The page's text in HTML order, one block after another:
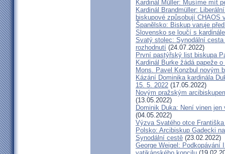
Kardinál Müller: Musíme mít
Kardinál Brandmüller:
biskupové způsobují CHAOS
Španělsko: Biskup varuje
Slovensko se loučí s
Svatý stolec: Synodální
rozhodnutí (24.07.2022)
První pastýřský list biskupa
Kardinál Burke žádá papeže
Mons. Pavel Konzbul novým
Kázání Dominika kardinála
15. 5. 2022 (17.05.2022)
Novým pražským
(13.05.2022)
Dominik Duka: Není vinen
(04.05.2022)
Výzva Svatého otce
Polsko: Arcibiskup Gadecki
Synodální cestě (23.02.2022)
George Weigel: Podkopávání